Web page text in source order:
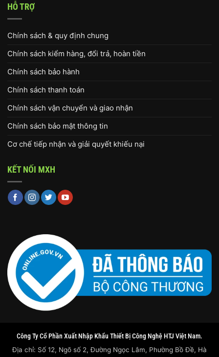
HỖ TRỢ
Chính sách & quy định chung
Chính sách kiểm hàng, đổi trả, hoàn tiền
Chính sách bảo hành
Chính sách thanh toán
Chính sách vận chuyển và giao nhận
Chính sách bảo mật thông tin
Cơ chế tiếp nhận và giải quyết khiếu nại
KẾT NỐI MXH
Công Ty Cổ Phần Xuất Nhập Khẩu Thiết Bị Công Nghệ HTJ Việt Nam.
Địa chỉ: Số 12, Ngõ số 2, Đường Ngọc Lâm, Phường Bồ Đề, Hà